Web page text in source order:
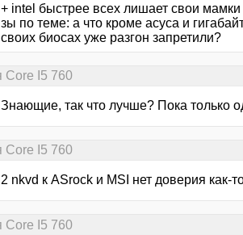
+ intel быстрее всех лишает свои
зы по теме: а что кроме асуса и
своих биосах уже разгон запретили?
Core I5 760
Знающие, так что лучше? Пока только
Core I5 760
2 nkvd к ASrock и MSI нет доверия как-
Core I5 760